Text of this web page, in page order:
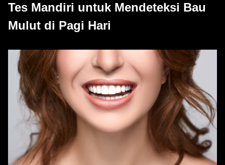
Tes Mandiri untuk Mendeteksi Bau
Mulut di Pagi Hari